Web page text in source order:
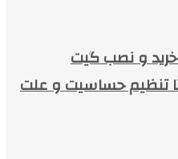
خرید و نصب گیت
تنظیم حساسیت و علت